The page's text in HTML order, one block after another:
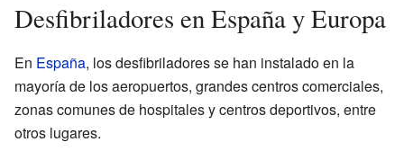
Desfibriladores en España y Europa
En España, los desfibriladores se han instalado en la
mayoría de los aeropuertos, grandes centros comerciales,
zonas comunes de hospitales y centros deportivos, entre
otros lugares.